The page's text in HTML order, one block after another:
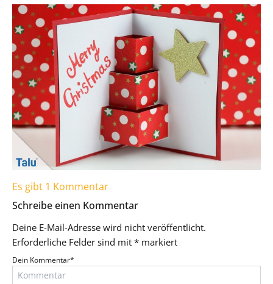
Es gibt 1 Kommentar
Schreibe einen Kommentar
Deine E-Mail-Adresse wird nicht veröffentlicht.
Erforderliche Felder sind mit * markiert
Dein Kommentar*